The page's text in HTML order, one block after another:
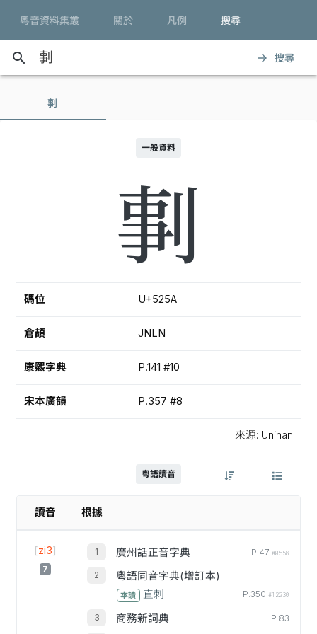
粵音資料集叢 關於 凡例 搜尋
search arrow_forward 搜尋
剚
一般資料
剚
碼位 U+525A
倉頡 JNLN
康熙字典 P.141 #10
宋本廣韻 P.357 #8
來源: Unihan
粵語讀音
讀音 根據
[zi3]
7
廣州話正音字典 P.47 #0558
粵語同音字典(增訂本)
本讀 直刺 P.350 #12230
商務新詞典 P.83